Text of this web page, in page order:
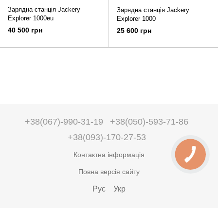
Зарядна станція Jackery
Explorer 1000eu
40 500 грн
Зарядна станція Jackery
Explorer 1000
25 600 грн
+38(067)-990-31-19
+38(050)-593-71-86
+38(093)-170-27-53
Контактна інформація
Повна версія сайту
Рус Укр